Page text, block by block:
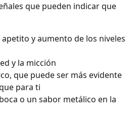
que pueden indicar que
y aumento de los niveles
y la micción
que puede ser más evidente
para ti
o un sabor metálico en la